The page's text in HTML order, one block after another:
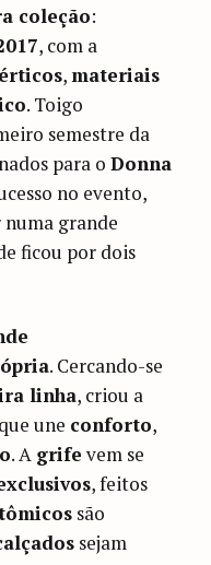
coleção:
, com a
,materiais
. Toigo
semestre da
para oDonna
no evento,
grande
ficou por dois
. Cercando-se
linha, criou a
une conforto,
. A grife vem se
, feitos
são
sejam